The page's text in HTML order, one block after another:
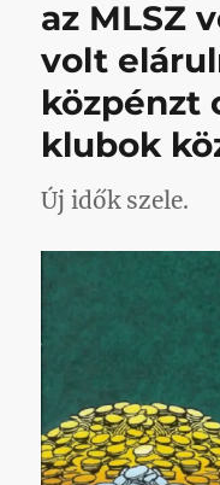
az MLSZ
volt
közpénzt
klubok
Új idők szele.